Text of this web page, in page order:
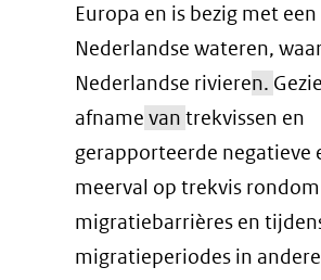
Europa en is bezig met
Nederlandse wateren,
Nederlandse rivieren.
afname van trekvissen en
gerapporteerde negatieve
meerval op trekvis rondom
migratiebarrières en
migratieperiodes in